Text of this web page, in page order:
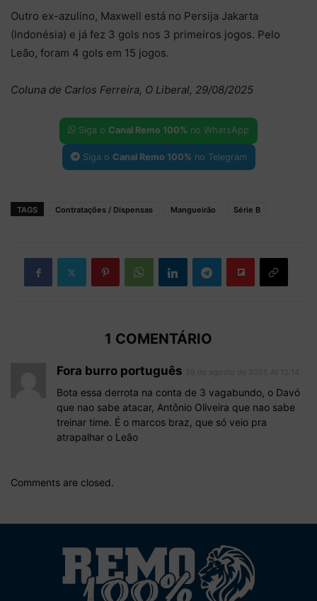
Outro ex-azulino, Maxwell está no Persija Jakarta
(Indonésia) e já fez 3 gols nos 3 primeiros jogos. Pelo
Leão, foram 4 gols em 15 jogos.
Coluna de Carlos Ferreira, O Liberal, 29/08/2025
Siga o Canal Remo 100% no WhatsApp
Siga o Canal Remo 100% no Telegram
TAGS Contratações / Dispensas Mangueirão Série B
1 COMENTÁRIO
Fora burro português
Bota essa derrota na conta de 3 vagabundo, o Davó
que nao sabe atacar, Antônio Oliveira que nao sabe
treinar time. É o marcos braz, que só veio pra
atrapalhar o Leão
Comments are closed.